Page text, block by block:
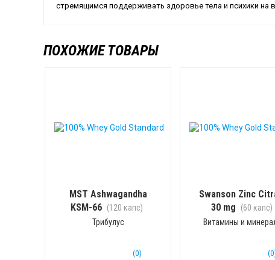
стремящимся поддерживать здоровье тела и психики на
ПОХОЖИЕ ТОВАРЫ
MST Ashwagandha
KSM-66 (120 капс)
Трибулус
(0)
Swanson Zinc
30 mg
(60 капс)
Витамины и